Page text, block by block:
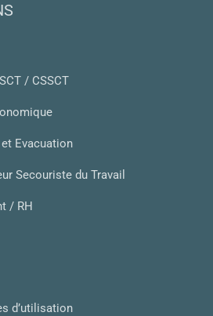
/ CSSCT
Evacuation
Secouriste du Travail
/ RH
d’utilisation